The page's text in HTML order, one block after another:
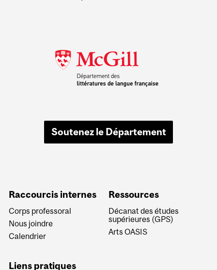
Soutenez le Département
Raccourcis internes
Corps professoral
Nous joindre
Calendrier
Ressources
Décanat des études
supérieures (GPS)
Arts OASIS
Liens pratiques